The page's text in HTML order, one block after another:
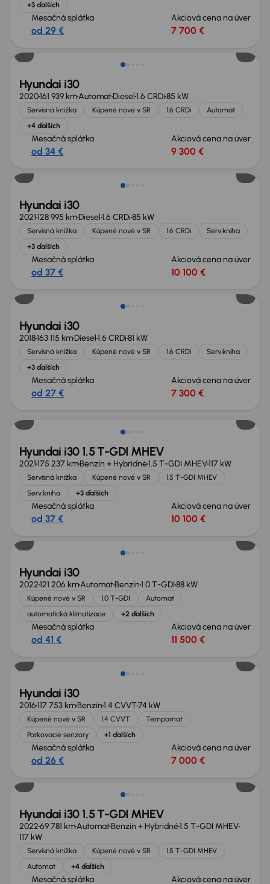
+3 ďalších
Mesačná splátka
od 29 €
Akciová cena na úver
7 700 €
Hyundai i30
2020161 939 kmAutomatDiesel1.6 CRDi85 kW
Servisná knižka Kúpené nové v SR 1.6 CRDi
Automat
+4 ďalších
Mesačná splátka
od 34 €
Akciová cena na úver
9 300 €
Hyundai i30
2021128 995 kmDiesel1.6 CRDi85 kW
Servisná knižka Kúpené nové v SR 1.6 CRDi
Serv.kniha
+3 ďalších
Mesačná splátka
od 37 €
Akciová cena na úver
10 100 €
Hyundai i30
2018163 115 kmDiesel1.6 CRDi81 kW
Servisná knižka Kúpené nové v SR 1.6 CRDi
Serv.kniha
+3 ďalších
Mesačná splátka
od 27 €
Akciová cena na úver
7 300 €
Hyundai i30 1.5 T-GDI MHEV
2021175 237 kmBenzín + Hybridné1.5 T-GDI MHEV117 kW
Servisná knižka Kúpené nové v SR
1.5 T-GDI MHEV
Serv.kniha
+3 ďalších
Mesačná splátka
od 37 €
Akciová cena na úver
10 100 €
Hyundai i30
2022121 206 kmAutomatBenzín1.0 T-GDI88 kW
Kúpené nové v SR 1.0 T-GDI
Automat
automatická klimatizace
+2 ďalších
Mesačná splátka
od 41 €
Akciová cena na úver
11 500 €
Nové v ponuke
Hyundai i30
2016117 753 kmBenzín1.4 CVVT74 kW
Kúpené nové v SR 1.4 CVVT
Tempomat
Parkovacie senzory
+1 ďalších
Mesačná splátka
od 26 €
Akciová cena na úver
7 000 €
Zlacnené o 1 400 €
Hyundai i30 1.5 T-GDI MHEV
202269 781 kmAutomatBenzín + Hybridné1.5 T-GDI MHEV
117 kW
Servisná knižka Kúpené nové v SR
1.5 T-GDI MHEV
Automat
+4 ďalších
Mesačná splátka Akciová cena na úver